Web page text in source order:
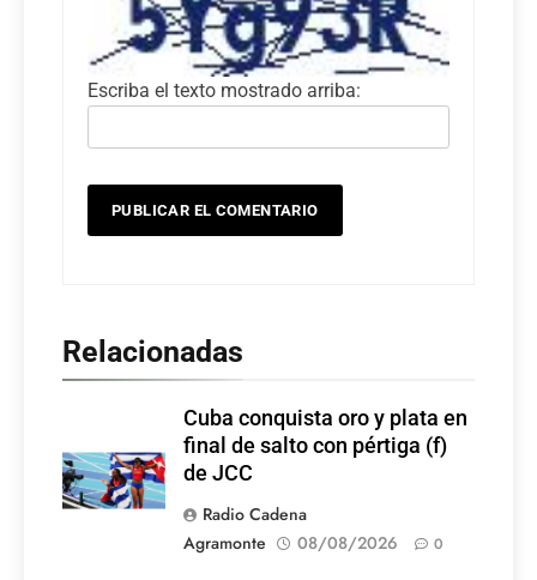
Escriba el texto mostrado arriba:
Relacionadas
Cuba conquista oro y plata en
final de salto con pértiga (f)
de JCC
Radio Cadena
Agramonte
08/08/2026 0